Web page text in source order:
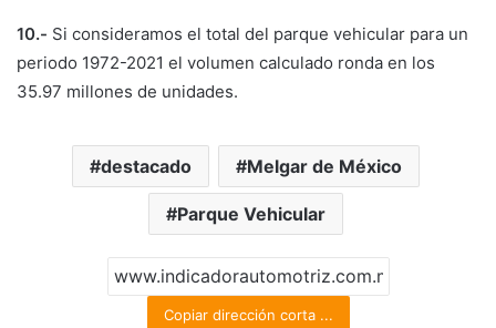
10.- Si consideramos el total del parque vehicular para un
periodo 1972-2021 el volumen calculado ronda en los
35.97 millones de unidades.
destacado Melgar de México
Parque Vehicular
Copiar dirección corta ...